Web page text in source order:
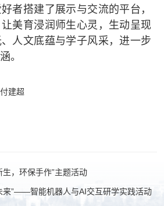
者搭建了展示与交流的平台，
美育浸润师生心灵，生动呈现
人文底蕴与学子风采，进一步
。
付建超
生，环保手作”主题活动
来”——智能机器人与AI交互研学实践活动